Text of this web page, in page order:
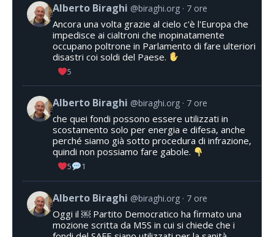
Alberto Biraghi @biraghi.org 7 ore
Ancora una volta grazie al cielo c'è l'Europa che
impedisce ai cialtroni che inopinatamente
occupano poltrone in Parlamento di fare ulteriori
disastri coi soldi del Paese.
5
Alberto Biraghi @biraghi.org 7 ore
che quei fondi possono essere utilizzati in
scostamento solo per energia e difesa, anche
perché siamo già sotto procedura di infrazione,
quindi non possiamo fare gabole.
5 1
Alberto Biraghi @biraghi.org 7 ore
Oggi il ￼ Partito Democratico ha firmato una
mozione scritta da M5S in cui si chiede che i